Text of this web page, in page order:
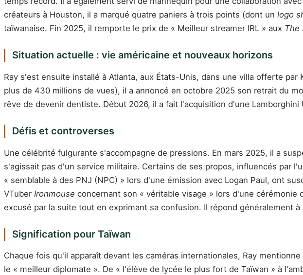
créateurs à Houston, il a marqué quatre paniers à trois points (dont un logo
taïwanaise. Fin 2025, il remporte le prix de « Meilleur streamer IRL » aux The
Situation actuelle : vie américaine et nouveaux horizons
Ray s'est ensuite installé à Atlanta, aux États-Unis, dans une villa offerte
plus de 430 millions de vues), il a annoncé en octobre 2025 son retrait du
rêve de devenir dentiste. Début 2026, il a fait l'acquisition d'une
Défis et controverses
Une célébrité fulgurante s'accompagne de pressions. En mars 2025, il a
s'agissait pas d'un service militaire. Certains de ses propos, influencés par
« semblable à des PNJ (NPC) » lors d'une émission avec Logan Paul, ont
VTuber Ironmouse concernant son « véritable visage » lors d'une
excusé par la suite tout en exprimant sa confusion. Il répond généralement
Signification pour Taïwan
Chaque fois qu'il apparaît devant les caméras internationales, Ray
le « meilleur diplomate ». De « l'élève de lycée le plus fort de Taïwan » à